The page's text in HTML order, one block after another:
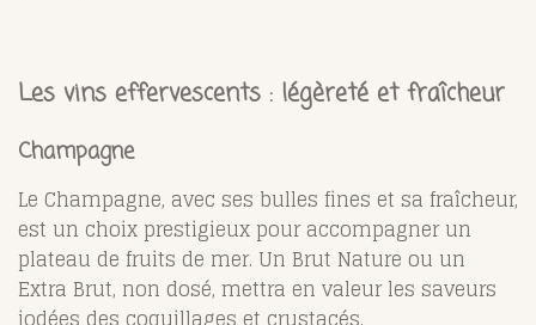
Les vins effervescents : légèreté et fraîcheur
Champagne
Le Champagne, avec ses bulles fines et sa fraîcheur,
est un choix prestigieux pour accompagner un
plateau de fruits de mer. Un Brut Nature ou un
Extra Brut, non dosé, mettra en valeur les saveurs